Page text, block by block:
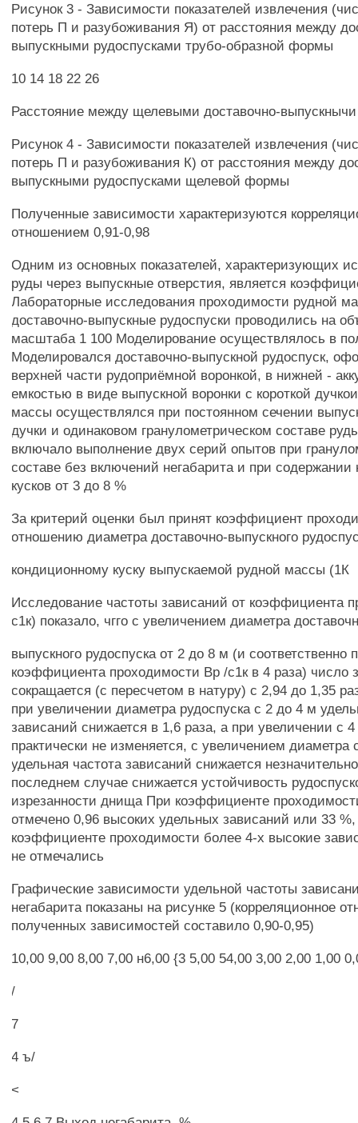
Рисунок 3 - Зависимости показателей извлечения
потерь П и разубоживания Я) от расстояния между
выпускными рудоспусками трубо-образной формы
10 14 18 22 26
Расстояние между щелевыми доставочно-
Рисунок 4 - Зависимости показателей извлечения
потерь П и разубоживания К) от расстояния между
выпускными рудоспусками щелевой формы
Полученные зависимости характеризуются
отношением 0,91-0,98
Одним из основных показателей, характеризующих
руды через выпускные отверстия, является
Лабораторные исследования проходимости рудной
доставочно-выпускные рудоспуски проводились на
масштаба 1 100 Моделирование осуществлялось в
Моделировался доставочно-выпускной рудоспуск,
верхней части рудоприёмной воронкой, в нижней -
емкостью в виде выпускной воронки с короткой
массы осуществлялся при постоянном сечении
дучки и одинаковом гранулометрическом составе
включало выполнение двух серий опытов при
составе без включений негабарита и при содержании
кусков от 3 до 8 %
За критерий оценки был принят коэффициент
отношению диаметра доставочно-выпускного
кондиционному куску выпускаемой рудной массы (1К
Исследование частоты зависаний от коэффициента
с1к) показало, чгго с увеличением диаметра
выпускного рудоспуска от 2 до 8 м (и
коэффициента проходимости Вр /с1к в 4 раза) число
сокращается (с пересчетом в натуру) с 2,94 до 1,35
при увеличении диаметра рудоспуска с 2 до 4 м
зависаний снижается в 1,6 раза, а при увеличении с
практически не изменяется, с увеличением диаметра
удельная частота зависаний снижается
последнем случае снижается устойчивость
изрезанности днища При коэффициенте
отмечено 0,96 высоких удельных зависаний или 33
коэффициенте проходимости более 4-х высокие
не отмечались
Графические зависимости удельной частоты
негабарита показаны на рисунке 5 (корреляционное
полученных зависимостей составило 0,90-0,95)
10,00 9,00 8,00 7,00 н6,00 {3 5,00 54,00 3,00 2,00 1,00
/
7
4 ъ/
<